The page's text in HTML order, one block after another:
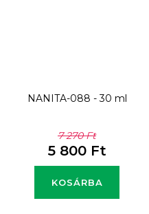
NANITA-088 - 30 ml
7 270 Ft
5 800 Ft
KOSÁRBA